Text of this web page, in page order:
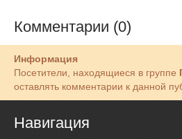
Комментарии (0)
Информация
Посетители, находящиеся в группе
оставлять комментарии к данной
Навигация